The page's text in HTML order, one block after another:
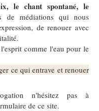
le chant spontané, le
médiations qui nous
de renouer avec
comme l'eau pour le
ce qui entrave et renouer
n'hésitez pas à
de ce site.